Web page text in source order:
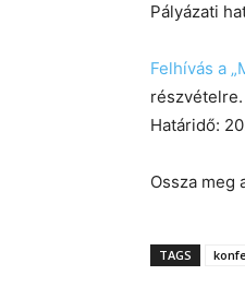
Pályázati
Felhívás a
részvételre.
Határidő:
Ossza meg
TAGS